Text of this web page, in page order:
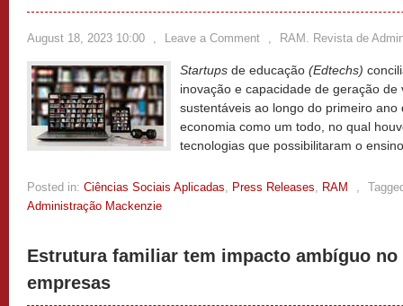
August 18, 2023 10:00 , Leave a Comment , RAM. Revista de
Startups de educação (Edtechs)
inovação e capacidade de geração
sustentáveis ao longo do primeiro
economia como um todo, no qual
tecnologias que possibilitaram o
Posted in: Ciências Sociais Aplicadas, Press Releases, RAM ,
Administração Mackenzie
Estrutura familiar tem impacto ambíguo no
empresas